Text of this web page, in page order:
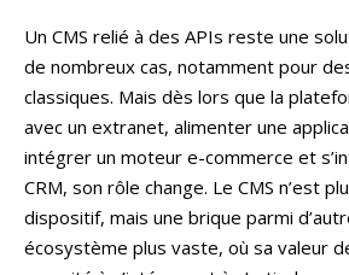
Un CMS relié à des APIs reste une
de nombreux cas, notamment pour
classiques. Mais dès lors que la
avec un extranet, alimenter une
intégrer un moteur e-commerce et
CRM, son rôle change. Le CMS n’est
dispositif, mais une brique parmi
écosystème plus vaste, où sa valeur